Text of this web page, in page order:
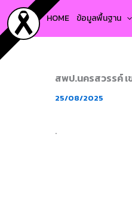
Skip
to
content
HOME ข้อมูลพื้นฐาน
สพป.นครสวรรค์ เ
25/08/2025
.